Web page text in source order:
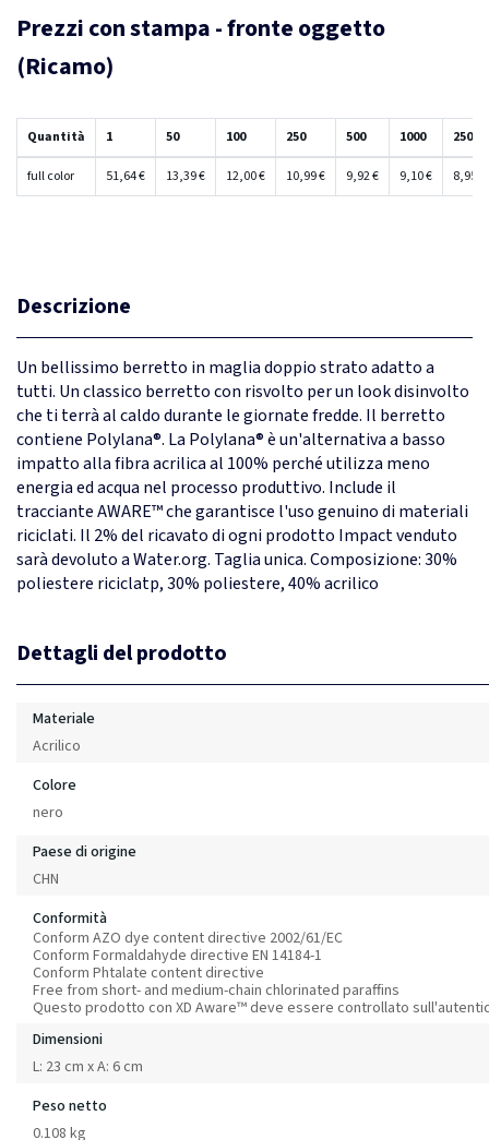
Prezzi con stampa - fronte oggetto
(Ricamo)
Quantità 1 50 100 250 500 1000 2500
full color 51,64 € 13,39 € 12,00 € 10,99 € 9,92 € 9,10 € 8,95 €
Descrizione
Un bellissimo berretto in maglia doppio strato adatto a
tutti. Un classico berretto con risvolto per un look disinvolto
che ti terrà al caldo durante le giornate fredde. Il berretto
contiene Polylana®. La Polylana® è un'alternativa a basso
impatto alla fibra acrilica al 100% perché utilizza meno
energia ed acqua nel processo produttivo. Include il
tracciante AWARE™ che garantisce l'uso genuino di materiali
riciclati. Il 2% del ricavato di ogni prodotto Impact venduto
sarà devoluto a Water.org. Taglia unica. Composizione: 30%
poliestere riciclatp, 30% poliestere, 40% acrilico
Dettagli del prodotto
Materiale
Acrilico
Colore
nero
Paese di origine
CHN
Conformità
Conform AZO dye content directive 2002/61/EC
Conform Formaldahyde directive EN 14184-1
Conform Phtalate content directive
Free from short- and medium-chain chlorinated paraffins
Questo prodotto con XD Aware™ deve essere controllato
Dimensioni
L: 23 cm x A: 6 cm
Peso netto
0.108 kg